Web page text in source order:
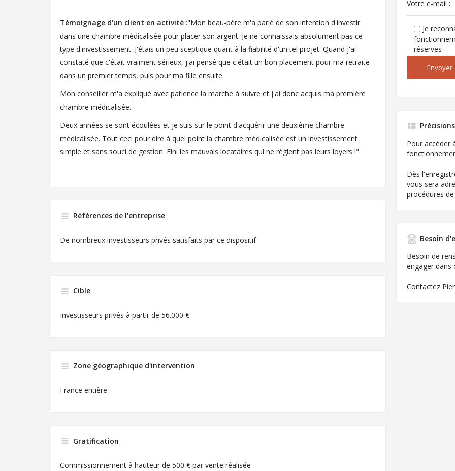
Témoignage d'un client en activité :"Mon beau-père m'a parlé de son intention d'investir
dans une chambre médicalisée pour placer son argent. Je ne connaissais absolument pas ce
type d'investissement. J'étais un peu sceptique quant à la fiabilité d'un tel projet. Quand j'ai
constaté que c'était vraiment sérieux, j'ai pensé que c'était un bon placement pour ma retraite
dans un premier temps, puis pour ma fille ensuite.
Mon conseiller m'a expliqué avec patience la marche à suivre et j'ai donc acquis ma première
chambre médicalisée.
Deux années se sont écoulées et je suis sur le point d'acquérir une deuxième chambre
médicalisée. Tout ceci pour dire à quel point la chambre médicalisée est un investissement
simple et sans souci de gestion. Fini les mauvais locataires qui ne règlent pas leurs loyers !"
Références de l'entreprise
De nombreux investisseurs privés satisfaits par ce dispositif
Cible
Investisseurs privés à partir de 56.000 €
Zone géographique d'intervention
France entière
Gratification
Commissionnement à hauteur de 500 € par vente réalisée
Je
réserves
Précisions
Pour accéder
Dès
vous sera
procédures
Besoin
Besoin de
engager dans
Contactez